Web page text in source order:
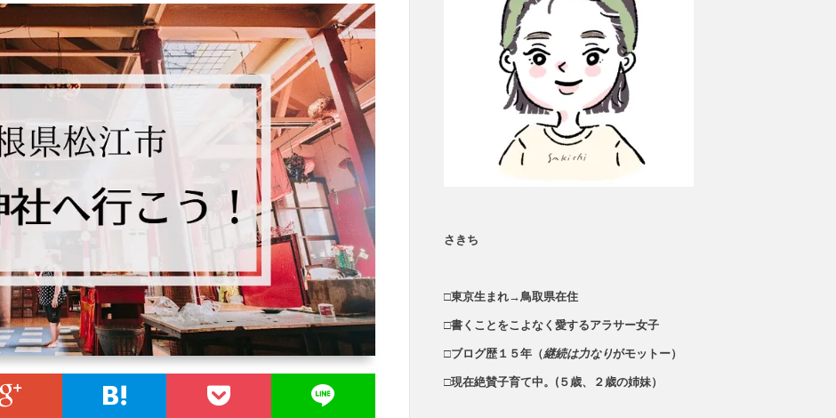
さきち
□東京生まれ→鳥取県在住
□書くことをこよなく愛するアラサー女子
□ブログ歴１５年（継続は力なりがモットー）
□現在絶賛子育て中。(５歳、２歳の姉妹）